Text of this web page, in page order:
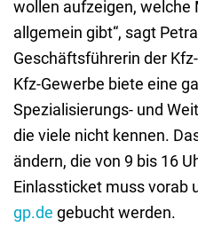
wollen aufzeigen, welche
allgemein gibt“, sagt
Geschäftsführerin der
Kfz-Gewerbe biete eine
Spezialisierungs- und
die viele nicht kennen.
ändern, die von 9 bis 16
Einlassticket muss vorab
gp.de gebucht werden.